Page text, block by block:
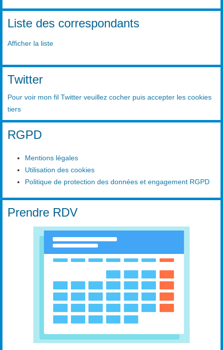
Liste des correspondants
Afficher la liste
Twitter
Pour voir mon fil Twitter veuillez cocher puis accepter les cookies
tiers
RGPD
Mentions légales
Utilisation des cookies
Politique de protection des données et engagement RGPD
Prendre RDV